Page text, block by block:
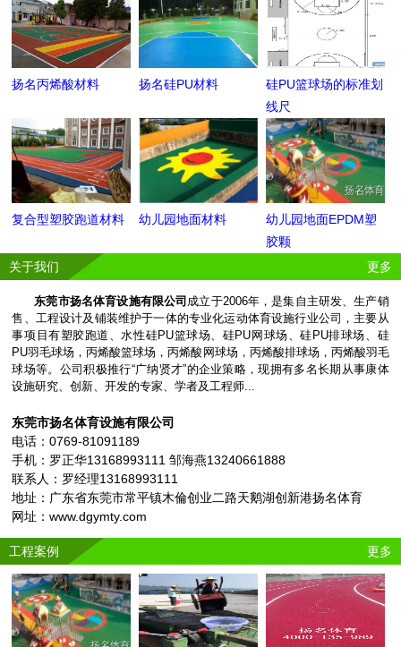
扬名丙烯酸材料 扬名硅PU材料
硅PU篮球场的标准划
线尺
复合型塑胶跑道材料 幼儿园地面材料
幼儿园地面EPDM塑
胶颗
关于我们
更多
东莞市扬名体育设施有限公司成立于2006年，是集自主研发、生产销
售、工程设计及铺装维护于一体的专业化运动体育设施行业公司，主要从
事项目有塑胶跑道、水性硅PU篮球场、硅PU网球场、硅PU排球场、硅
PU羽毛球场，丙烯酸篮球场，丙烯酸网球场，丙烯酸排球场，丙烯酸羽毛
球场等。公司积极推行“广纳贤才”的企业策略，现拥有多名长期从事康体
设施研究、创新、开发的专家、学者及工程师...
东莞市扬名体育设施有限公司
电话：0769-81091189
手机：罗正华13168993111 邹海燕13240661888
联系人：罗经理13168993111
地址：广东省东莞市常平镇木倫创业二路天鹅湖创新港扬名体育
网址：www.dgymty.com
工程案例 更多